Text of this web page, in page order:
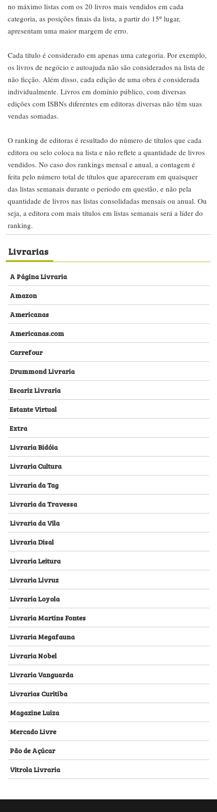
no máximo listas com os 20 livros mais vendidos em cada
categoria, as posições finais da lista, a partir do 15º lugar,
apresentam uma maior margem de erro.
Cada título é considerado em apenas uma categoria. Por exemplo,
os livros de negócio e autoajuda não são considerados na lista de
não ficção. Além disso, cada edição de uma obra é considerada
individualmente. Livros em domínio público, com diversas
edições com ISBNs diferentes em editoras diversas não têm suas
vendas somadas.
O ranking de editoras é resultado do número de títulos que cada
editora ou selo coloca na lista e não reflete a quantidade de livros
vendidos. No caso dos rankings mensal e anual, a contagem é
feita pelo número total de títulos que apareceram em quaisquer
das listas semanais durante o período em questão, e não pela
quantidade de livros nas listas consolidadas mensais ou anual. Ou
seja, a editora com mais títulos em listas semanais será a líder do
ranking.
Livrarias
A Página Livraria
Amazon
Americanas
Americanas.com
Carrefour
Drummond Livraria
Escariz Livraria
Estante Virtual
Extra
Livraria Bidóia
Livraria Cultura
Livraria da Tag
Livraria da Travessa
Livraria da Vila
Livraria Disal
Livraria Leitura
Livraria Livruz
Livraria Loyola
Livraria Martins Fontes
Livraria Megafauna
Livraria Nobel
Livraria Vanguarda
Livrarias Curitiba
Magazine Luiza
Mercado Livre
Pão de Açúcar
Vitrola Livraria